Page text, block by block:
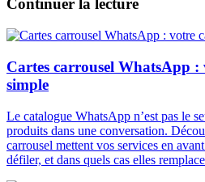
Continuer la lecture
Cartes carrousel WhatsApp :
simple
Le catalogue WhatsApp n’est pas le
produits dans une conversation.
carrousel mettent vos services en
défiler, et dans quels cas elles